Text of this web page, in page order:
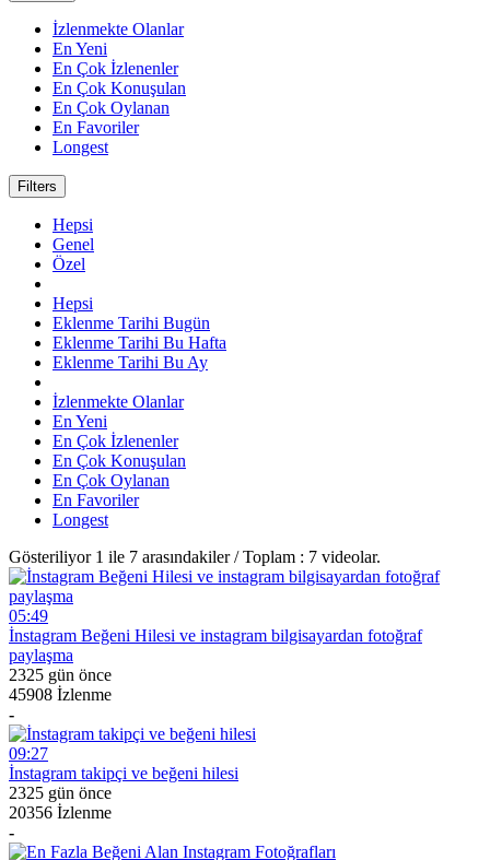
İzlenmekte Olanlar
En Yeni
En Çok İzlenenler
En Çok Konuşulan
En Çok Oylanan
En Favoriler
Longest
Filters
Hepsi
Genel
Özel
Hepsi
Eklenme Tarihi Bugün
Eklenme Tarihi Bu Hafta
Eklenme Tarihi Bu Ay
İzlenmekte Olanlar
En Yeni
En Çok İzlenenler
En Çok Konuşulan
En Çok Oylanan
En Favoriler
Longest
Gösteriliyor 1 ile 7 arasındakiler / Toplam : 7 videolar.
05:49
İnstagram Beğeni Hilesi ve instagram bilgisayardan fotoğraf
paylaşma
2325 gün önce
45908 İzlenme
-
09:27
İnstagram takipçi ve beğeni hilesi
2325 gün önce
20356 İzlenme
-